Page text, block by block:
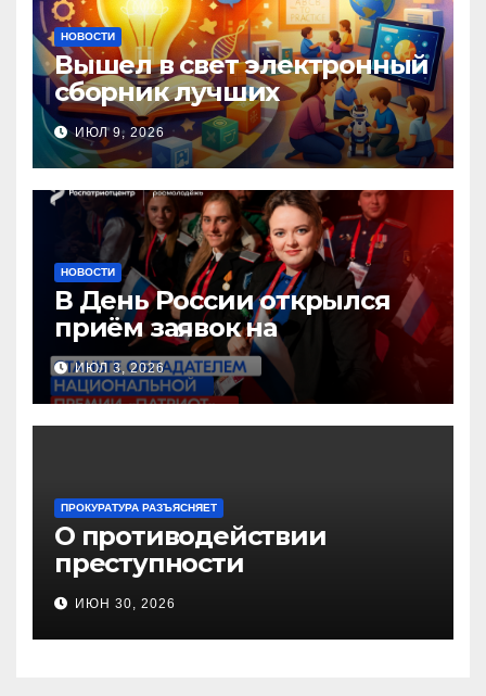
НОВОСТИ
Вышел в свет электронный
сборник лучших
инновационных практик
педагогов дошкольного
образования!
ИЮЛ 9, 2026
НОВОСТИ
В День России открылся
приём заявок на
Национальную премию
«Патриот»
ИЮЛ 3, 2026
ПРОКУРАТУРА РАЗЪЯСНЯЕТ
О противодействии
преступности
несовершеннолетних и
нарушению их прав
ИЮН 30, 2026